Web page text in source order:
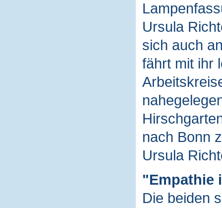
Ursula
sich auch
fährt mit ihr
nach Bonn
Ursula
"Empathie
Die beiden